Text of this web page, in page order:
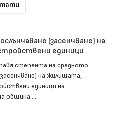
(засенчване) на
единици
степента на средното
на жилищата,
единици на
община....